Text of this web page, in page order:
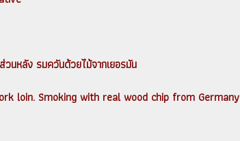
นหลัง รมควันด้วยไม้จากเยอรมัน
loin. Smoking with real wood chip from Germany